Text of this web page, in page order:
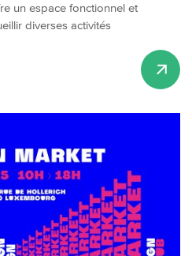
un espace fonctionnel et
diverses activités